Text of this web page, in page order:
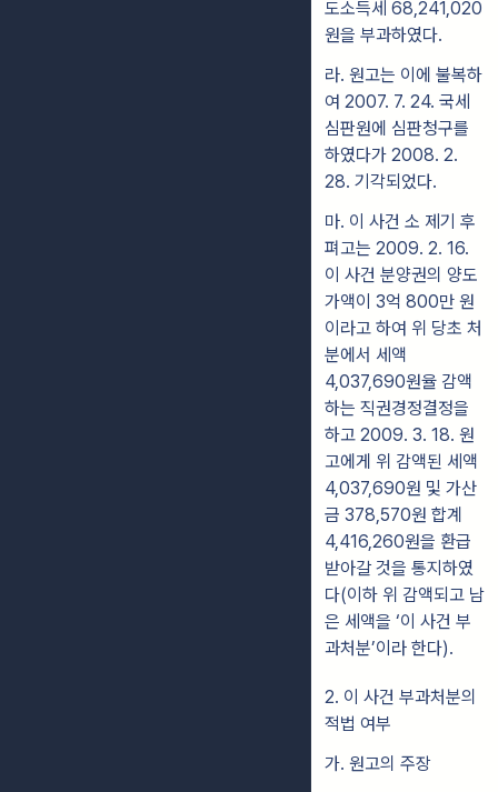
도소득세 68,241,020
원을 부과하였다.
라. 원고는 이에 불복하
여 2007. 7. 24. 국세
심판원에 심판청구를
하였다가 2008. 2.
28. 기각되었다.
마. 이 사건 소 제기 후
펴고는 2009. 2. 16.
이 사건 분양권의 양도
가액이 3억 800만 원
이라고 하여 위 당초 처
분에서 세액
4,037,690원율 감액
하는 직권경정결정을
하고 2009. 3. 18. 원
고에게 위 감액된 세액
4,037,690원 및 가산
금 378,570원 합계
4,416,260원을 환급
받아갈 것을 통지하였
다(이하 위 감액되고 남
은 세액을 ‘이 사건 부
과처분’이라 한다).
2. 이 사건 부과처분의
적법 여부
가. 원고의 주장